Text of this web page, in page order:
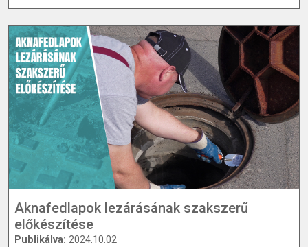
Aknafedlapok lezárásának szakszerű
előkészítése
Publikálva: 2024.10.02